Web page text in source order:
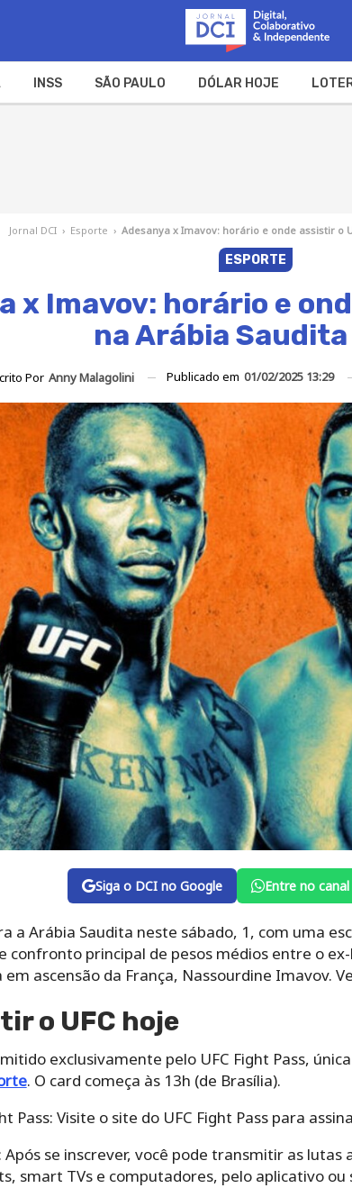
INSS SÃO PAULO DÓLAR HOJE
Jornal DCI › Esporte › Adesanya x Imavov: horário e onde assistir o
ESPORTE
x Imavov: horário e
na Arábia
Por Anny Malagolini Publicado em 01/02/2025 13:29
Siga o DCI no Google Entre no
a Arábia Saudita neste sábado, 1, com uma
confronto principal de pesos médios entre o
ascensão da França, Nassourdine Imavov.
o UFC hoje
exclusivamente pelo UFC Fight Pass,
. O card começa às 13h (de Brasília).
Pass: Visite o site do UFC Fight Pass para
Após se inscrever, você pode transmitir as
smart TVs e computadores, pelo aplicativo ou